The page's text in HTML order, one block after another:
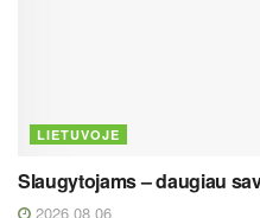
LIETUVOJE
Slaugytojams – daugiau
2026 08 06